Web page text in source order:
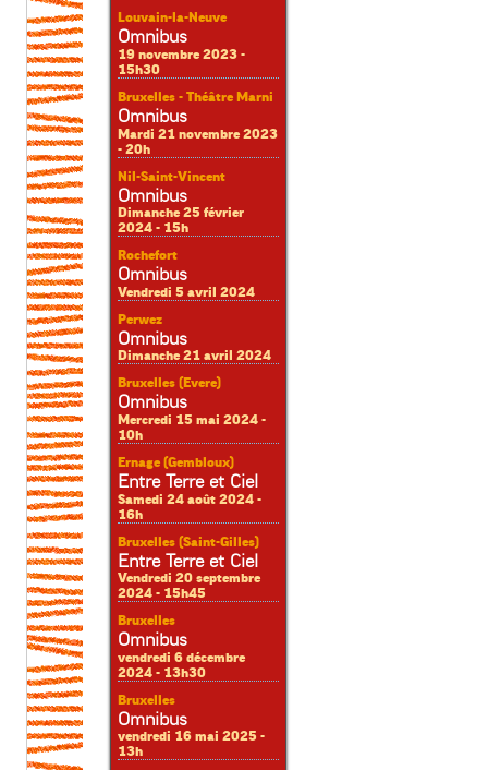
Louvain-la-Neuve
Omnibus
19 novembre 2023 -
15h30
Bruxelles - Théâtre Marni
Omnibus
Mardi 21 novembre 2023
- 20h
Nil-Saint-Vincent
Omnibus
Dimanche 25 février
2024 - 15h
Rochefort
Omnibus
Vendredi 5 avril 2024
Perwez
Omnibus
Dimanche 21 avril 2024
Bruxelles (Evere)
Omnibus
Mercredi 15 mai 2024 -
10h
Ernage (Gembloux)
Entre Terre et Ciel
Samedi 24 août 2024 -
16h
Bruxelles (Saint-Gilles)
Entre Terre et Ciel
Vendredi 20 septembre
2024 - 15h45
Bruxelles
Omnibus
vendredi 6 décembre
2024 - 13h30
Bruxelles
Omnibus
vendredi 16 mai 2025 -
13h